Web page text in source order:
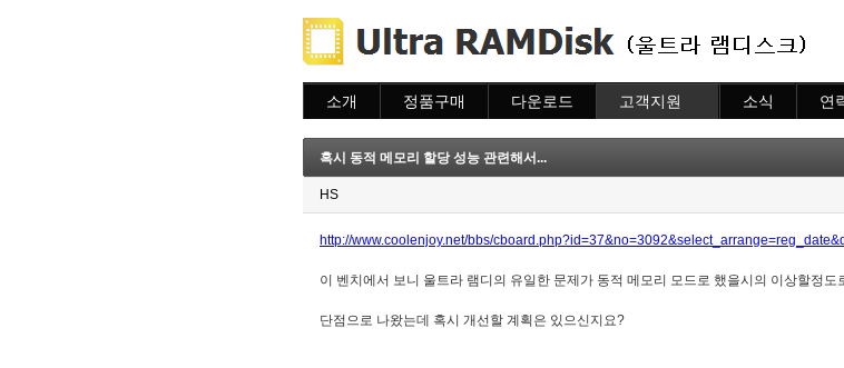
소개 정품구매
주문조회
이용안내
다운로드 고객지원
질문하기
소식 연
혹시 동적 메모리 할당 성능 관련해서...
HS
http://www.coolenjoy.net/bbs/
이 벤치에서 보니 울트라 램디의 유일한 문제가 동적 메모리 모드로 했을시의 이상할정도
단점으로 나왔는데 혹시 개선할 계획은 있으신지요?